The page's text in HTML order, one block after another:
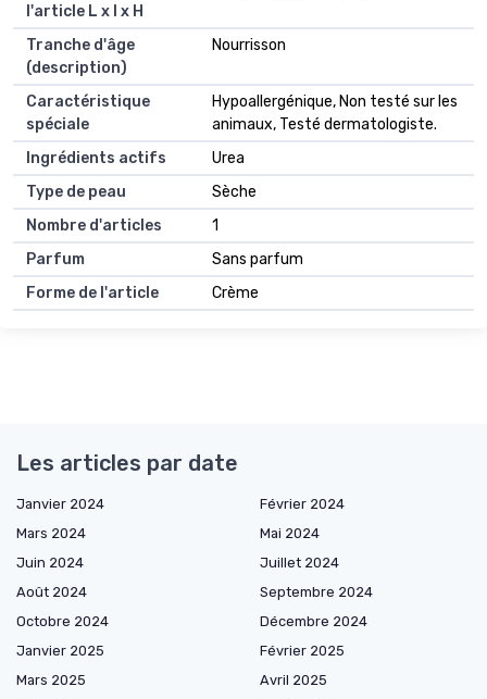
l'article L x l x H
Tranche d'âge
(description)
Nourrisson
Caractéristique
spéciale
Hypoallergénique, Non testé sur les
animaux, Testé dermatologiste.
Ingrédients actifs
Urea
Type de peau
Sèche
Nombre d'articles
1
Parfum
Sans parfum
Forme de l'article
Crème
Les articles par date
Janvier 2024
Février 2024
Mars 2024
Mai 2024
Juin 2024
Juillet 2024
Août 2024
Septembre 2024
Octobre 2024
Décembre 2024
Janvier 2025
Février 2025
Mars 2025
Avril 2025